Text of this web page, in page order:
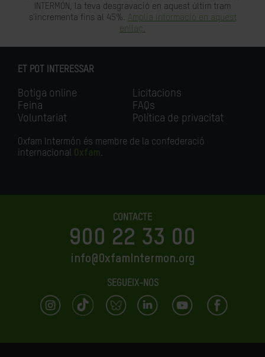
INTERMÓN, la teva desgravació en aquest últim tram
s'incrementa fins al 45%. Amplia informació en aquest
enllaç.
ET POT INTERESSAR
Botiga online
Feina
Voluntariat
Licitacions
FAQs
Política de privacitat
Oxfam Intermón és membre de la confederació
internacional Oxfam.
CONTACTE
900 22 33 00
info@OxfamIntermon.org
SEGUEIX-NOS